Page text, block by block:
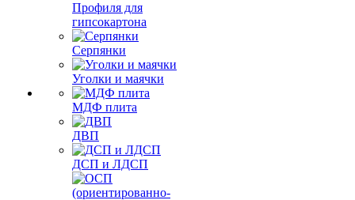
Профиля для
гипсокартона
Серпянки
Уголки и маячки
МДФ плита
ДВП
ДСП и ЛДСП